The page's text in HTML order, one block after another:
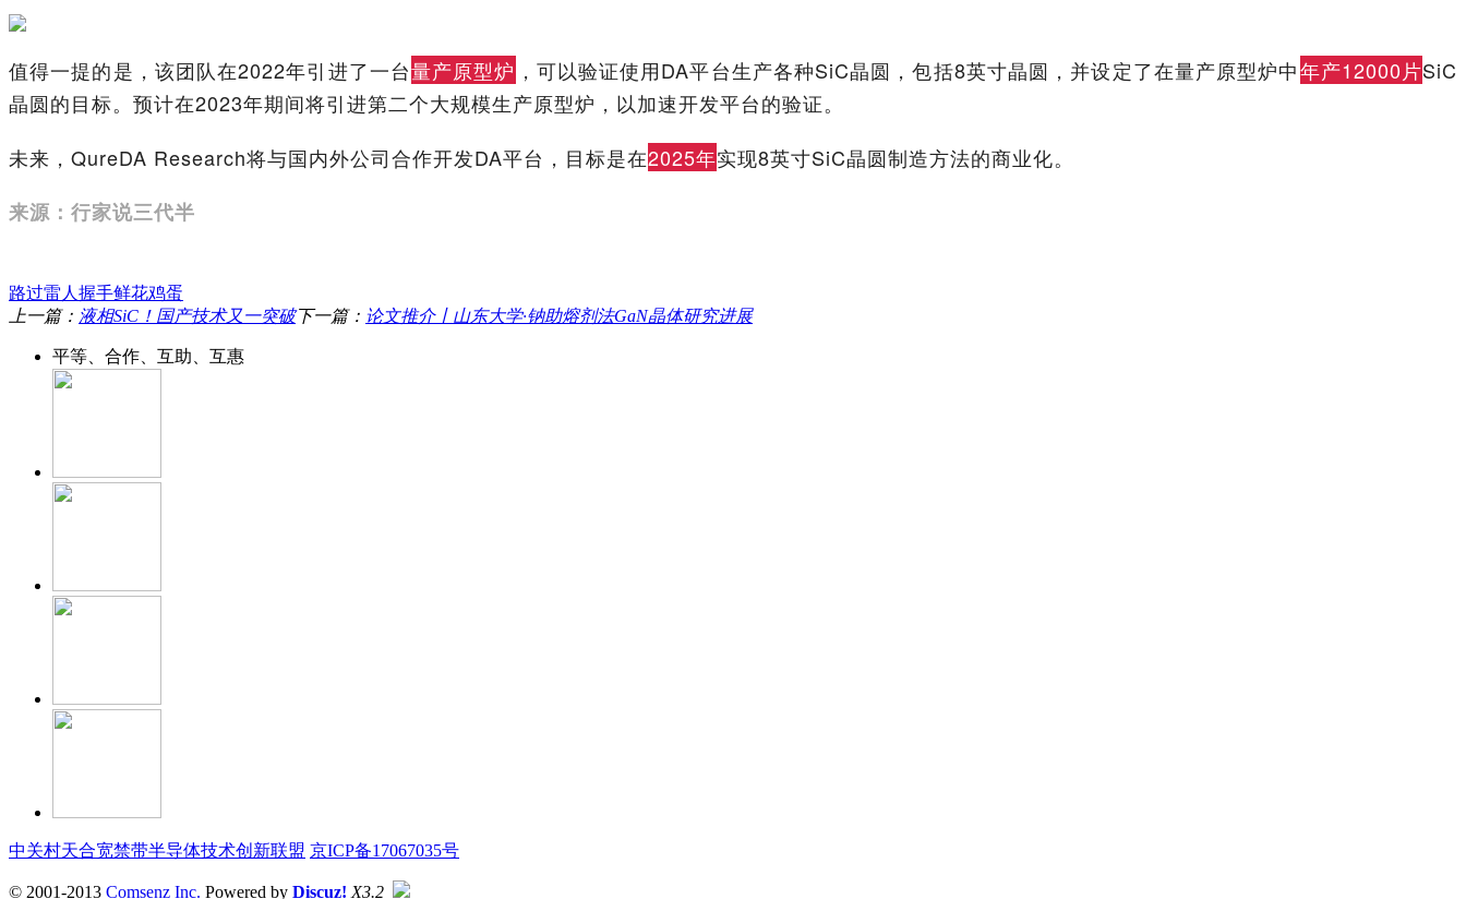
值得一提的是，该团队在2022年引进了一台量产原型炉 ，可以验证使用DA平台生产各种SiC晶圆，包括8英寸晶圆，并设定了在量产原型炉中年产12000片SiC
晶圆的目标。预计在2023年期间将引进第二个大规模生产原型炉，以加速开发平台的验证。
未来，QureDA Research将与国内外公司合作开发DA平台，目标是在2025年实现8英寸SiC晶圆制造方法的商业化。
来源：行家说三代半
路过雷人 握手鲜花鸡蛋
上一篇： 液相SiC！国产技术又一突破下一篇： 论文推介丨山东大学·钠助熔剂法GaN晶体研究进展
平等、合作、互助、互惠
中关村天合宽禁带半导体技术创新联盟 京ICP备17067035号
© 2001-2013 Comsenz Inc. Powered by Discuz! X3.2